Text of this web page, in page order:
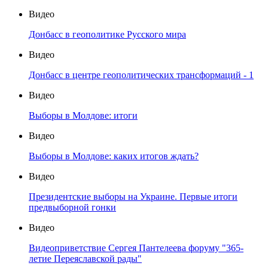
Видео
Донбасс в геополитике Русского мира
Видео
Донбасс в центре геополитических трансформаций - 1
Видео
Выборы в Молдове: итоги
Видео
Выборы в Молдове: каких итогов ждать?
Видео
Президентские выборы на Украине. Первые итоги
предвыборной гонки
Видео
Видеоприветствие Сергея Пантелеева форуму "365-
летие Переяславской рады"